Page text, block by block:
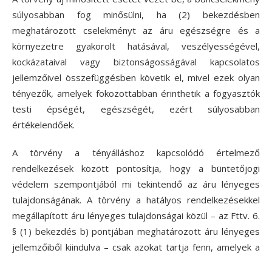
súlyosabban fog minősülni, ha (2) bekezdésben
meghatározott cselekményt az áru egészségre és a
környezetre gyakorolt hatásával, veszélyességével,
kockázataival vagy biztonságosságával kapcsolatos
jellemzőivel összefüggésben követik el, mivel ezek olyan
tényezők, amelyek fokozottabban érinthetik a fogyasztók
testi épségét, egészségét, ezért súlyosabban
értékelendőek.
A törvény a tényálláshoz kapcsolódó értelmező
rendelkezések között pontosítja, hogy a büntetőjogi
védelem szempontjából mi tekintendő az áru lényeges
tulajdonságának. A törvény a hatályos rendelkezésekkel
megállapított áru lényeges tulajdonságai közül – az Fttv. 6.
§ (1) bekezdés b) pontjában meghatározott áru lényeges
jellemzőiből kiindulva – csak azokat tartja fenn, amelyek a